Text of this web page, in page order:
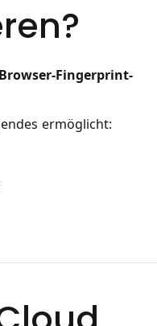
Fingerprint-
ermöglicht: